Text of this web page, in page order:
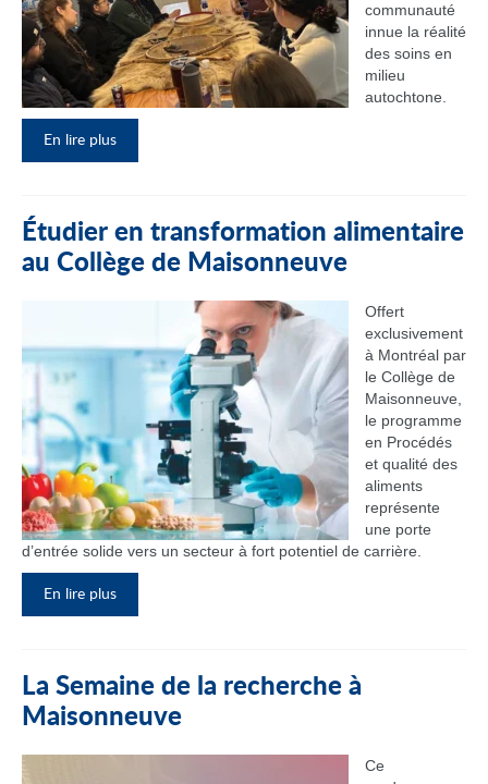
communauté
innue la réalité
des soins en
milieu
autochtone.
En lire plus
Étudier en transformation alimentaire
au Collège de Maisonneuve
Offert
exclusivement
à Montréal par
le Collège de
Maisonneuve,
le programme
en Procédés
et qualité des
aliments
représente
une porte
d’entrée solide vers un secteur à fort potentiel de carrière.
En lire plus
La Semaine de la recherche à
Maisonneuve
Ce